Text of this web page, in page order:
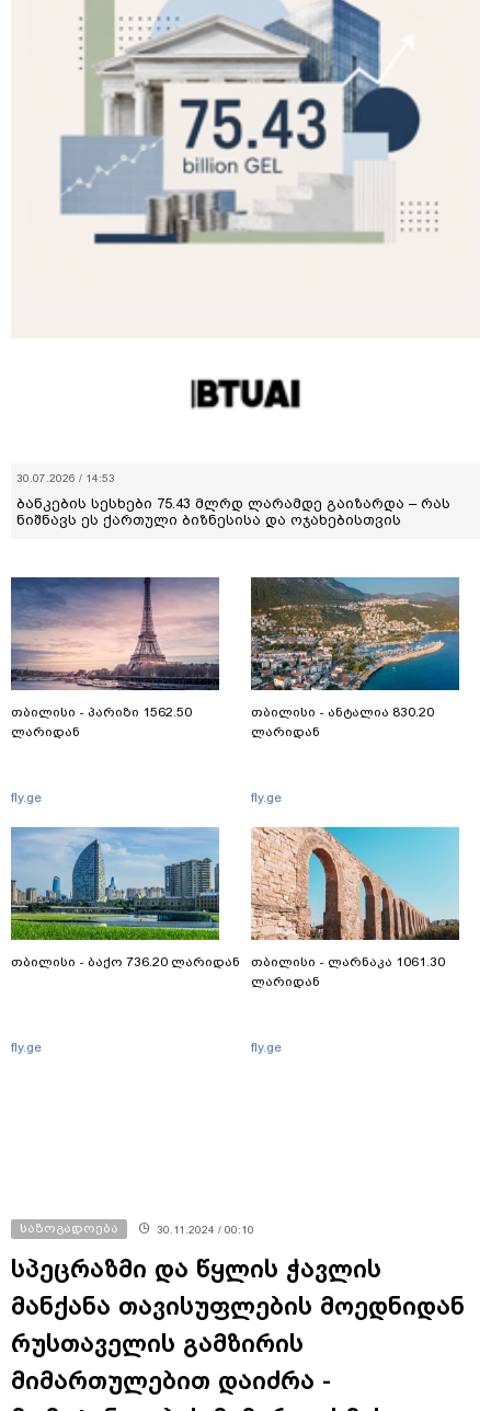
30.07.2026 / 14:53
ბანკების სესხები 75.43 მლრდ ლარამდე გაიზარდა – რას
ნიშნავს ეს ქართული ბიზნესისა და ოჯახებისთვის
თბილისი - პარიზი 1562.50
ლარიდან
fly.ge
თბილისი - ბაქო 736.20 ლარიდან
fly.ge
თბილისი - ანტალია 830.20
ლარიდან
fly.ge
თბილისი - ლარნაკა 1061.30
ლარიდან
fly.ge
საზოგადოება 30.11.2024 / 00:10
სპეცრაზმი და წყლის ჭავლის
მანქანა თავისუფლების მოედნიდან
რუსთაველის გამზირის
მიმართულებით დაიძრა -